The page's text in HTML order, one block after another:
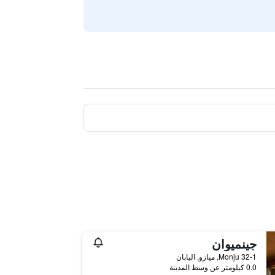
جينميوان
32-1 Monju, ميازو, اليابان
0.0 كيلومتر عن وسط المدينة